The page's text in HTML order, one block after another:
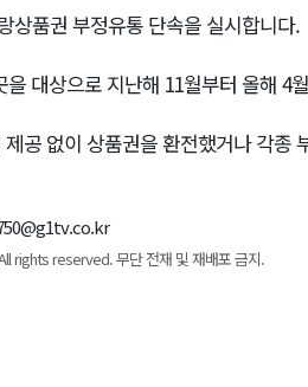
상품권 부정유통 단속을 실시합니다.
을 대상으로 지난해 11월부터 올해 4
공 없이 상품권을 환전했거나 각종
rights reserved. 무단 전재 및 재배포 금지.